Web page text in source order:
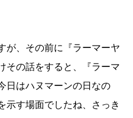
、その前に『ラーマーヤ
その話をすると、『ラーマ
日はハヌマーンの日なの
示す場面でしたね、さっき